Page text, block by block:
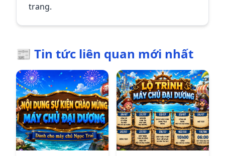
trang.
📰 Tin tức liên quan mới nhất